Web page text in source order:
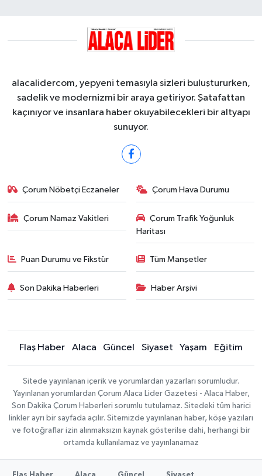
alacalidercom, yepyeni temasıyla sizleri buluştururken,
sadelik ve modernizmi bir araya getiriyor. Şatafattan
kaçınıyor ve insanlara haber okuyabilecekleri bir altyapı
sunuyor.
Çorum Nöbetçi Eczaneler Çorum Hava Durumu
Çorum Namaz Vakitleri
Çorum Trafik Yoğunluk
Haritası
Puan Durumu ve Fikstür Tüm Manşetler
Son Dakika Haberleri Haber Arşivi
Flaş Haber Alaca Güncel Siyaset Yaşam Eğitim
Sitede yayınlanan içerik ve yorumlardan yazarları sorumludur.
Yayınlanan yorumlardan Çorum Alaca Lider Gazetesi - Alaca Haber,
Son Dakika Çorum Haberleri sorumlu tutulamaz. Sitedeki tüm harici
linkler ayrı bir sayfada açılır. Sitemizde yayınlanan haber, köşe yazıları
ve fotoğraflar izin alınmaksızın kaynak gösterilse dahi, herhangi bir
ortamda kullanılamaz ve yayınlanamaz